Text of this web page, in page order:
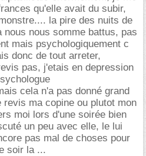
qu'elle avait du subir,
la pire des nuits de
nous somme battus, pas
mais psychologiquement c
donc de tout arreter,
pas, j'etais en depression
cela n'a pas donné grand
ma copine ou plutot mon
moi lors d'une soirée bien
un peu avec elle, le lui
pas mal de choses pour
soir la ...